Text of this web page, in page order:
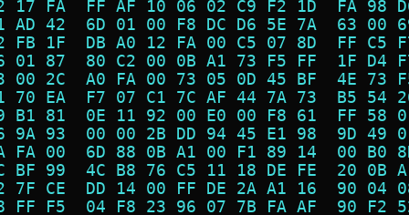
17 FA  FF AF 10 06 02 C9 F2 1D  FA
AD 42  6D 01 00 F8 DC D6 5E 7A  63
FB 1F  DB A0 12 FA 00 C5 07 8D  FF
01 87  80 C2 00 0B A1 73 F5 FF  1F
00 2C  A0 FA 00 73 05 0D 45 BF  4E
70 EA  F7 07 C1 7C AF 44 7A 73  B5
B1 81  0E 11 92 00 E0 00 F8 61  FF
9A 93  00 00 2B DD 94 45 E1 98  9D
FA 00  6D 88 0B A1 00 F1 89 14  00
BF 99  4C B8 76 C5 11 18 DE FE  20
7F CE  DD 14 00 FF DE 2A A1 16  90
FF F5  04 F8 23 96 07 7B FA AF  90